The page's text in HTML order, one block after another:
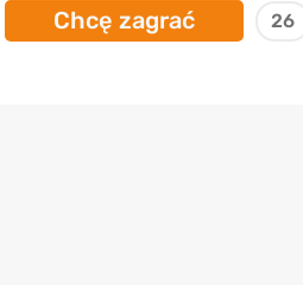
Chcę zagrać 26